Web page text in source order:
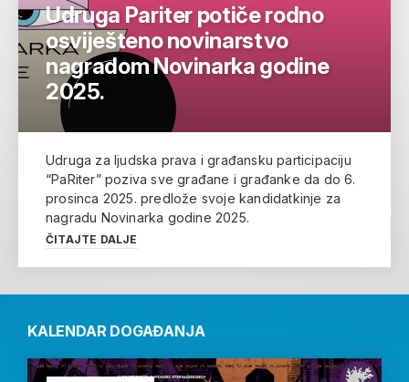
Udruga Pariter potiče rodno
osviješteno novinarstvo
nagradom Novinarka godine
2025.
Udruga za ljudska prava i građansku participaciju
“PaRiter” poziva sve građane i građanke da do 6.
prosinca 2025. predlože svoje kandidatkinje za
nagradu Novinarka godine 2025.
ČITAJTE DALJE
KALENDAR DOGAĐANJA